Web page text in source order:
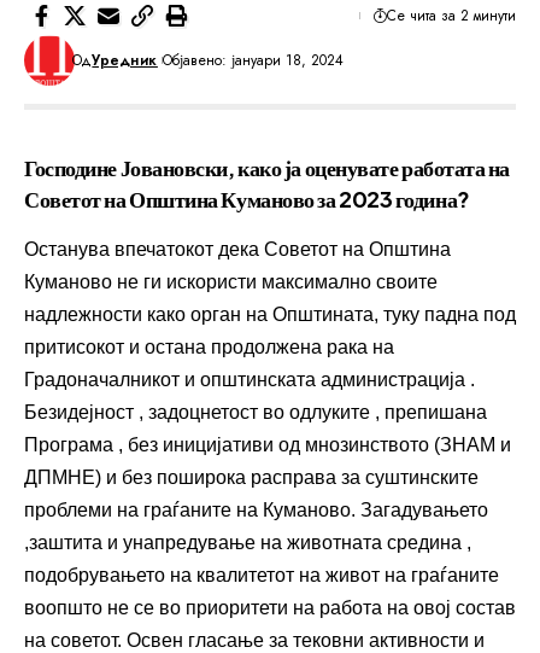
ОдУредник Објавено: јануари 18, 2024
Се чита за 2 минути
Господине Јовановски, како ја оценувате работата на
Советот на Општина Куманово за 2023 година?
Останува впечатокот дека Советот на Општина
Куманово не ги искористи максимално своите
надлежности како орган на Општината, туку падна под
притисокот и остана продолжена рака на
Градоначалникот и општинската администрација .
Безидејност , задоцнетост во одлуките , препишана
Програма , без иницијативи од мнозинството (ЗНАМ и
ДПМНЕ) и без поширока расправа за суштинските
проблеми на граѓаните на Куманово. Загадувањето
,заштита и унапредување на животната средина ,
подобрувањето на квалитетот на живот на граѓаните
воопшто не се во приоритети на работа на овој состав
на советот. Освен гласање за тековни активности и